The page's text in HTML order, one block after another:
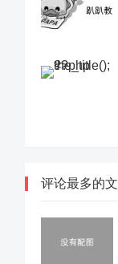
评论最多的